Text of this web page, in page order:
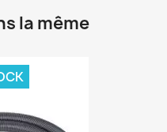
la même